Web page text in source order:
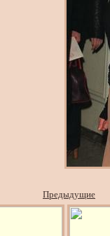
Предыдущие